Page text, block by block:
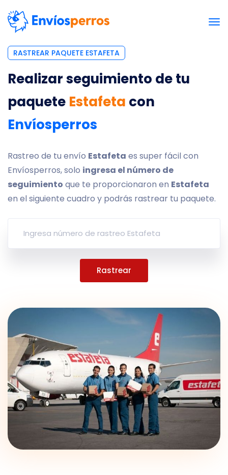
RASTREAR PAQUETE ESTAFETA
Realizar seguimiento de tu
paquete Estafeta con
Envíosperros
Rastreo de tu envío Estafeta es super fácil con
Envíosperros, solo ingresa el número de
seguimiento que te proporcionaron en Estafeta
en el siguiente cuadro y podrás rastrear tu paquete.
Rastrear